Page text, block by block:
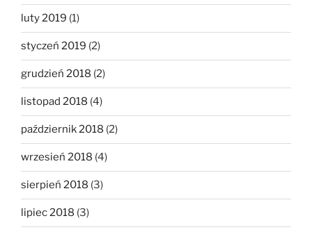
luty 2019 (1)
styczeń 2019 (2)
grudzień 2018 (2)
listopad 2018 (4)
październik 2018 (2)
wrzesień 2018 (4)
sierpień 2018 (3)
lipiec 2018 (3)